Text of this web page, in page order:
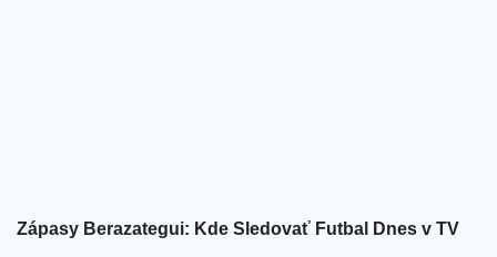
Zápasy Berazategui: Kde Sledovať Futbal Dnes v TV